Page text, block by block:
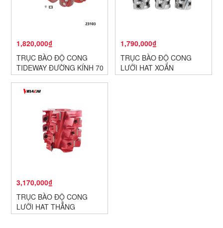
1,820,000₫
TRỤC BÀO ĐỘ CONG
TIDEWAY ĐƯỜNG KÍNH 70
1,790,000₫
TRỤC BÀO ĐỘ CONG
LƯỠI HẠT XOẮN
3,170,000₫
TRỤC BÀO ĐỘ CONG
LƯỠI HẠT THẲNG